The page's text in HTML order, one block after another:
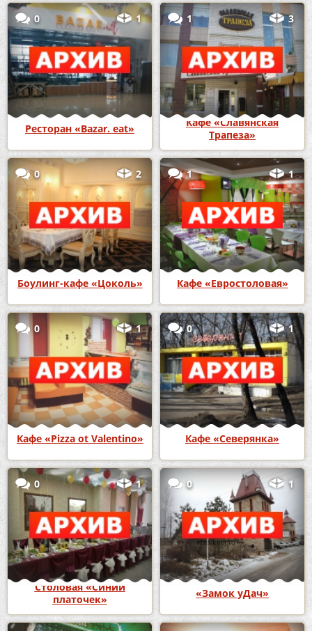
0 1
Ресторан «Bazar. eat»
1 3
Кафе «Славянская
Трапеза»
0 2
Боулинг-кафе «Цоколь»
1 1
Кафе «Евростоловая»
0 1
Кафе «Pizza ot Valentino»
0 1
Кафе «Северянка»
0 1
Столовая «Синий
платочек»
0 1
«Замок уДач»